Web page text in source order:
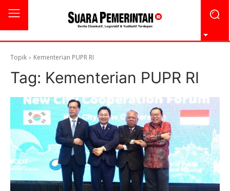
Topik Kementerian PUPR RI
Tag: Kementerian PUPR RI